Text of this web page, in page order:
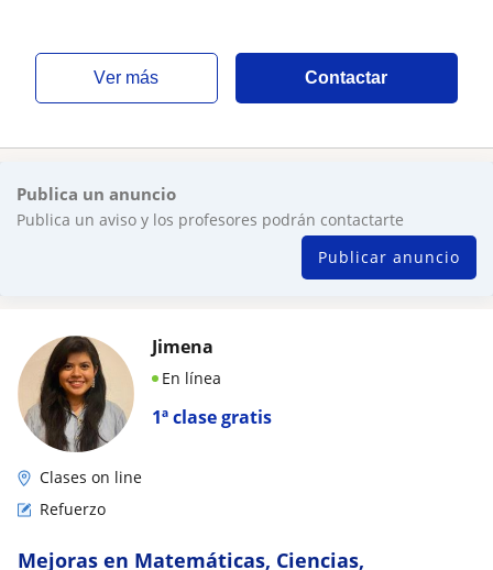
ver más Contactar
Publica un anuncio
Publica un aviso y los profesores podrán contactarte
Publicar anuncio
1ª clase gratis
Jimena
En línea
Clases on line
Refuerzo
Mejoras en Matemáticas, Ciencias,